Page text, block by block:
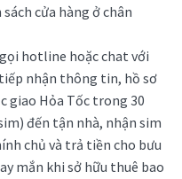
cửa hàng ở chân
hotline hoặc chat với
tiếp nhận thông tin, hồ sơ
giao Hỏa Tốc trong 30
đến tận nhà, nhận sim
chủ và trả tiền cho bưu
mắn khi sở hữu thuê bao